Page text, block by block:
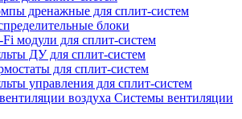
дренажные для сплит-систем
блоки
модули для сплит-систем
ДУ для сплит-систем
для сплит-систем
управления для сплит-систем
Системы вентиляции